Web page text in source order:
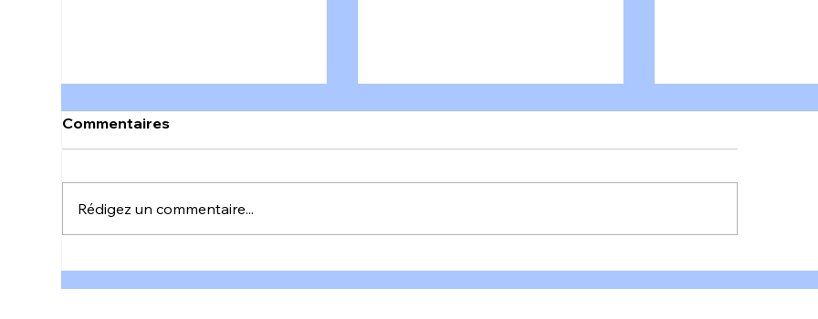
culture qui s’insuffle, pas
𝐚𝐮 𝐭𝐫𝐚𝐯𝐚𝐢𝐥 𝐞𝐧 𝐅𝐫𝐚𝐧𝐜𝐞 !
motivation,
Commentaires
Rédigez un commentaire...